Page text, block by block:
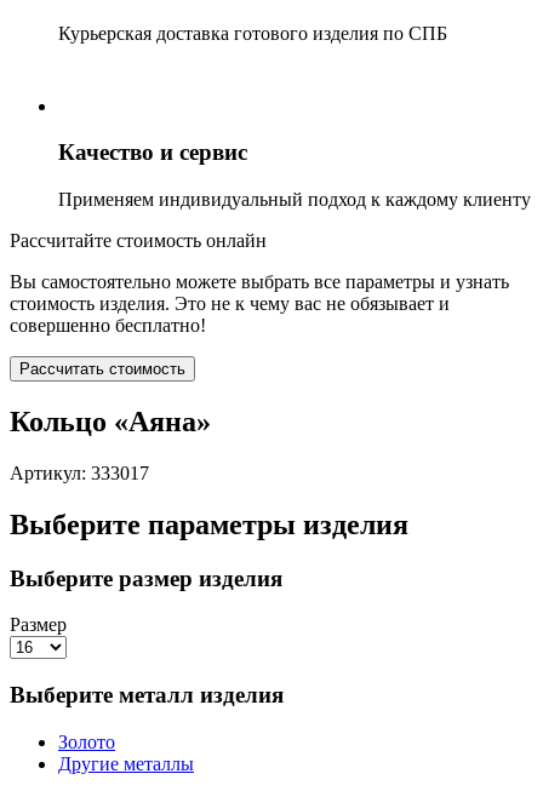
Курьерская доставка готового изделия по СПБ
Качество и сервис
Применяем индивидуальный подход к каждому клиенту
Рассчитайте стоимость онлайн
Вы самостоятельно можете выбрать все параметры и узнать
стоимость изделия. Это не к чему вас не обязывает и
совершенно бесплатно!
Рассчитать стоимость
Кольцо «Аяна»
Артикул: 333017
Выберите параметры изделия
Выберите размер изделия
Размер
Выберите металл изделия
Золото
Другие металлы